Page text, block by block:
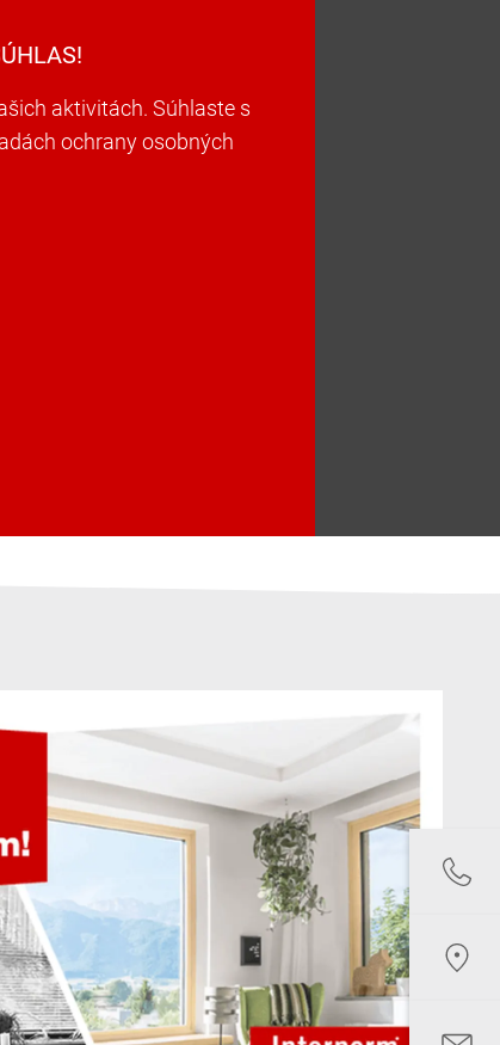
aktivitách. Súhlaste s
ochrany osobných